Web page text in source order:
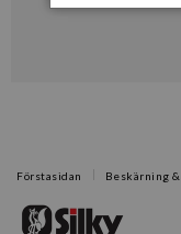
Förstasidan Beskärning